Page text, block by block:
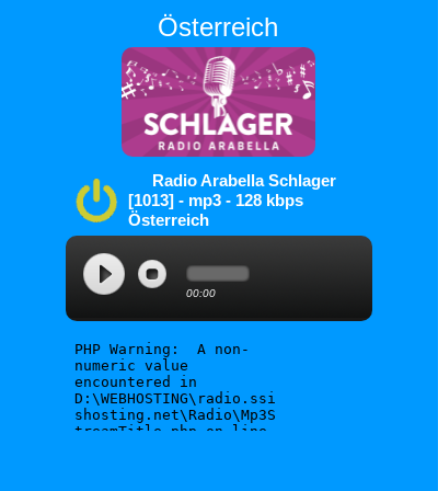
Österreich
Radio Arabella Schlager
[1013] - mp3 - 128 kbps
Österreich
SSIS-Player
00:00